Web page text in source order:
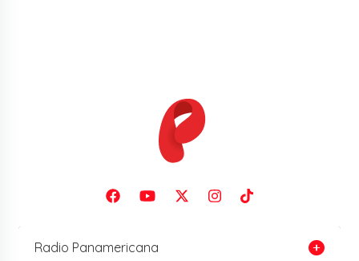
Radio Panamericana